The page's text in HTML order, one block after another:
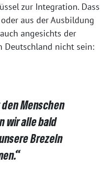
zur Integration. Dass
aus der Ausbildung
angesichts der
nicht sein:
Menschen
wir alle bald
Brezeln